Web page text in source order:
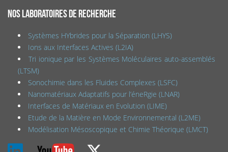
NOS LABORATOIRES DE RECHERCHE
Systèmes HYbrides pour la Séparation (LHYS)
Ions aux Interfaces Actives (L2IA)
Tri ionique par les Systèmes Moléculaires auto-assemblés
(LTSM)
Sonochimie dans les Fluides Complexes (LSFC)
Nanomatériaux Adaptatifs pour l’éneRgie (LNAR)
Interfaces de Matériaux en Evolution (LIME)
Etude de la Matière en Mode Environnemental (L2ME)
Modélisation Mésoscopique et Chimie Théorique (LMCT)